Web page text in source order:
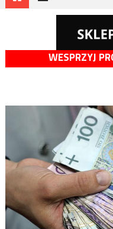
WESPRZYJ